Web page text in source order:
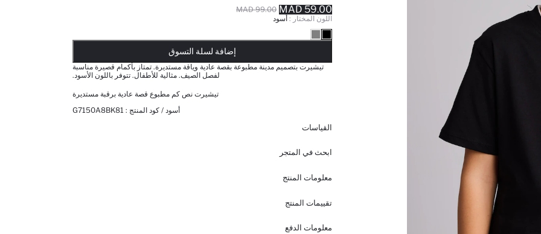
99.00 MAD 59.00 MAD
اللون المختار : أسود
إضافة لسلة التسوق
تيشيرت بتصميم مدينة مطبوعة بقصة عادية وياقة مستديرة. تمتاز بأكمام قصيرة مناسبة
لفصل الصيف. مثالية للأطفال. تتوفر باللون الأسود.
تيشيرت نص كم مطبوع قصة عادية برقبة مستديرة
أسود / كود المنتج : G7150A8BK81
القياسات
ابحث في المتجر
معلومات المنتج
تقييمات المنتج
معلومات الدفع